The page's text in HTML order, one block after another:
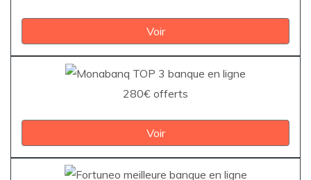
Voir
280€ offerts
Voir